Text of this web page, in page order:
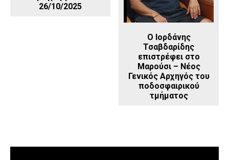
26/10/2025
Ο Ιορδάνης
Τσαβδαρίδης
επιστρέφει στο
Μαρούσι – Νέος
Γενικός Αρχηγός του
ποδοσφαιρικού
τμήματος